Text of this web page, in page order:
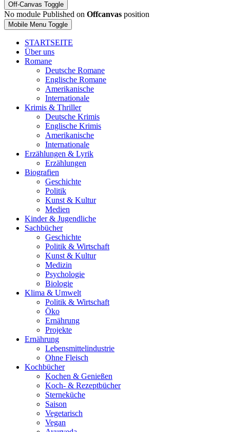
Off-Canvas Toggle
No module Published on Offcanvas position
Mobile Menu Toggle
STARTSEITE
Über uns
Romane
Deutsche Romane
Englische Romane
Amerikanische
Internationale
Krimis & Thriller
Deutsche Krimis
Englische Krimis
Amerikanische
Internationale
Erzählungen & Lyrik
Erzählungen
Biografien
Geschichte
Politik
Kunst & Kultur
Medien
Kinder & Jugendliche
Sachbücher
Geschichte
Politik & Wirtschaft
Kunst & Kultur
Medizin
Psychologie
Biologie
Klima & Umwelt
Politik & Wirtschaft
Öko
Ernährung
Projekte
Ernährung
Lebensmittelindustrie
Ohne Fleisch
Kochbücher
Kochen & Genießen
Koch- & Rezeptbücher
Sterneküche
Saison
Vegetarisch
Vegan